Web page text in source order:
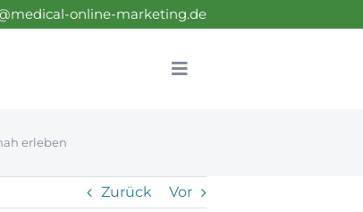
online-marketing.de
Toggle
erleben
Zurück Vor